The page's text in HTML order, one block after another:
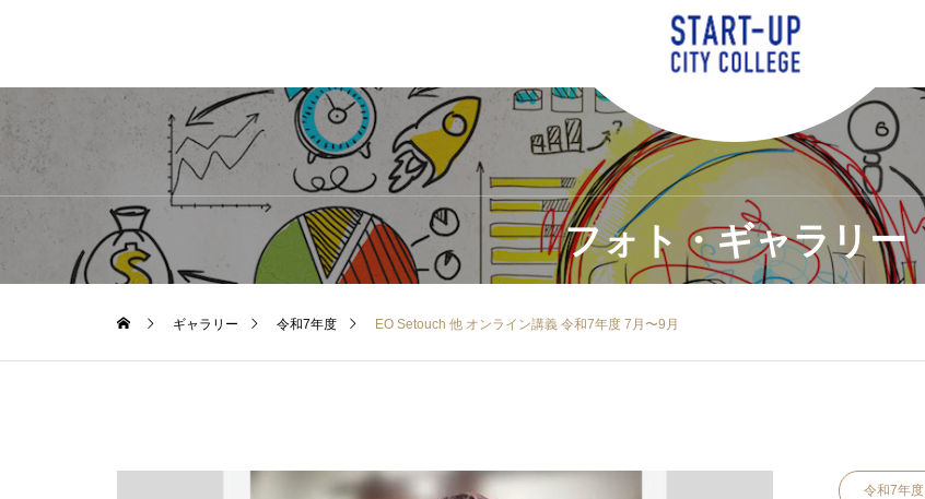
フォト・ギャラリー
ギャラリー 令和7年度 EO Setouch 他 オンライン講義 令和7年度 7月〜9月
令和7年度